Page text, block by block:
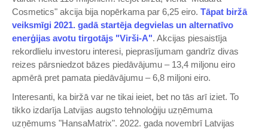
Cosmetics" akcija bija nopērkama par 6,25 eiro. ​Tāpat biržā
veiksmīgi 2021. gadā startēja degvielas un alternatīvo
enerģijas avotu tirgotājs "Virši-A"​. Akcijas piesaistīja
rekordlielu investoru interesi, pieprasījumam gandrīz divas
reizes pārsniedzot bāzes piedāvājumu – 13,4 miljonu eiro
apmērā pret pamata piedāvājumu – 6,8 miljoni eiro.
Interesanti, ka biržā var ne tikai ieiet, bet no tās arī iziet. To
tikko izdarīja Latvijas augsto tehnoloģiju uzņēmuma
uzņēmums "HansaMatrix". 2022. gada novembrī Latvijas